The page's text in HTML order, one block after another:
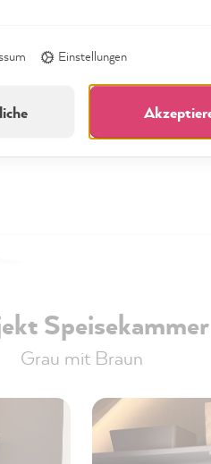
Speisekammer
Grau mit Braun
Einstellungen